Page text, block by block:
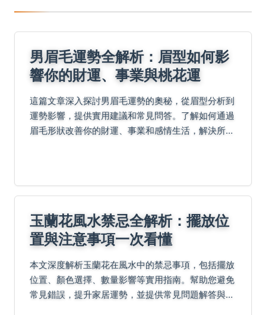
男眉毛運勢全解析：眉型如何影
響你的財運、事業與桃花運
這篇文章深入探討男眉毛運勢的奧秘，從眉型分析到
運勢影響，提供實用建議和常見問答。了解如何通過
眉毛形狀改善你的財運、事業和感情生活，解決所有
玉蘭花風水禁忌全解析：擺放位
置與注意事項一次看懂
本文深度解析玉蘭花在風水中的禁忌事項，包括擺放
位置、顏色選擇、數量影響等實用指南。幫助您避免
常見錯誤，提升家居運勢，並提供常見問題解答與個